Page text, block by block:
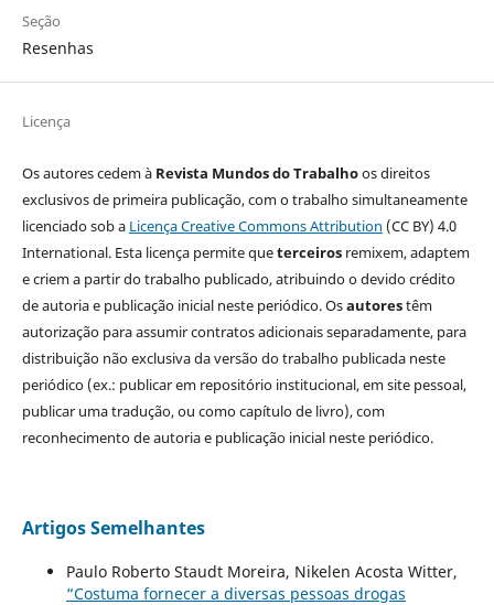
Seção
Resenhas
Licença
Os autores cedem à Revista Mundos do Trabalhoos direitos
exclusivos de primeira publicação, com o trabalho simultaneamente
licenciado sob a Licença Creative Commons Attribution (CC BY) 4.0
International. Esta licença permite queterceirosremixem, adaptem
e criem a partir do trabalho publicado, atribuindo o devido crédito
de autoria e publicação inicial neste periódico. Osautorestêm
autorização para assumir contratos adicionais separadamente, para
distribuição não exclusiva da versão do trabalho publicada neste
periódico (ex.: publicar em repositório institucional, em site pessoal,
publicar uma tradução, ou como capítulo de livro), com
reconhecimento de autoria e publicação inicial neste periódico.
Artigos Semelhantes
Paulo Roberto Staudt Moreira, Nikelen Acosta Witter,
“Costuma fornecer a diversas pessoas drogas